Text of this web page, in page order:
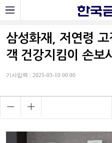
삼성화재, 저연령
객 건강지킴이 손보
기사입력 : 2025-03-10 00:00